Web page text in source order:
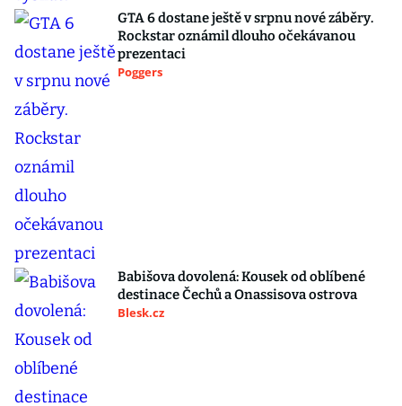
GTA 6 dostane ještě v srpnu nové záběry.
Rockstar oznámil dlouho očekávanou
prezentaci
Poggers
Babišova dovolená: Kousek od oblíbené
destinace Čechů a Onassisova ostrova
Blesk.cz